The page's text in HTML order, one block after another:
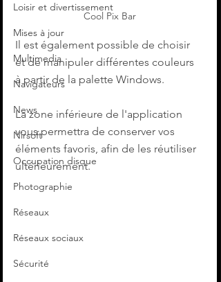
Loisir et divertissement
Mises à jour
Multimedia
Navigateurs
News
Nirsoft
Occupation disque
Photographie
Réseaux
Réseaux sociaux
Sécurité
Cool Pix Bar
Il est également possible de choisir
et de manipuler différentes couleurs
à partir de la palette Windows.
La zone inférieure de l'application
vous permettra de conserver vos
éléments favoris, afin de les réutiliser
ultérieurement.